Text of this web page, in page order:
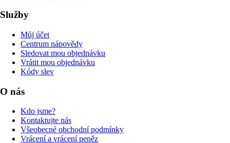
Služby
Můj účet
Centrum nápovědy
Sledovat mou objednávku
Vrátit mou objednávku
Kódy slev
O nás
Kdo jsme?
Kontaktujte nás
Všeobecné obchodní podmínky
Vrácení a vrácení peněz